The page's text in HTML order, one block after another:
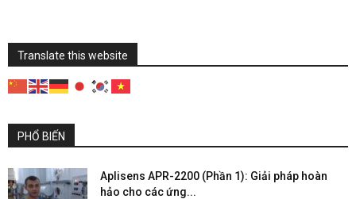
Translate this website
PHỔ BIẾN
Aplisens APR-2200 (Phần 1): Giải pháp hoàn
hảo cho các ứng...